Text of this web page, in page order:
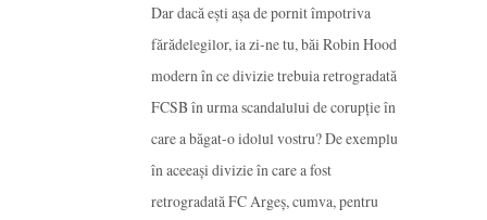
Dar dacă ești așa de pornit împotriva
fărădelegilor, ia zi-ne tu, băi Robin Hood
modern în ce divizie trebuia retrogradată
FCSB în urma scandalului de corupție în
care a băgat-o idolul vostru? De exemplu
în aceeași divizie în care a fost
retrogradată FC Argeș, cumva, pentru